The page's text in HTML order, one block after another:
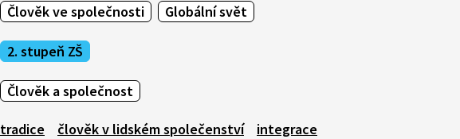
Člověk ve společnosti Globální svět
2. stupeň ZŠ
Člověk a společnost
tradice člověk v lidském společenství
integrace